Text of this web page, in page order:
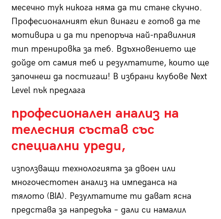
месечно тук никога няма да ти стане скучно.
Професионалният екип винаги е готов да те
мотивира и да ти препоръча най-правилния
тип тренировка за теб. Вдъхновението ще
дойде от самия теб и резултатите, които ще
започнеш да постигаш! В избрани клубове Next
Level пък предлага
професионален анализ на
телесния състав със
специални уреди,
използващи технологията за двоен или
многочестотен анализ на импеданса на
тялото (BIA). Резултатите ти дават ясна
представа за напредъка – дали си намалил